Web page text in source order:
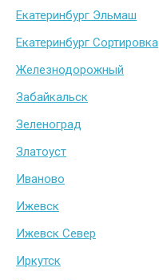
Екатеринбург Эльмаш
Екатеринбург Сортировка
Железнодорожный
Забайкальск
Зеленоград
Златоуст
Иваново
Ижевск
Ижевск Север
Иркутск